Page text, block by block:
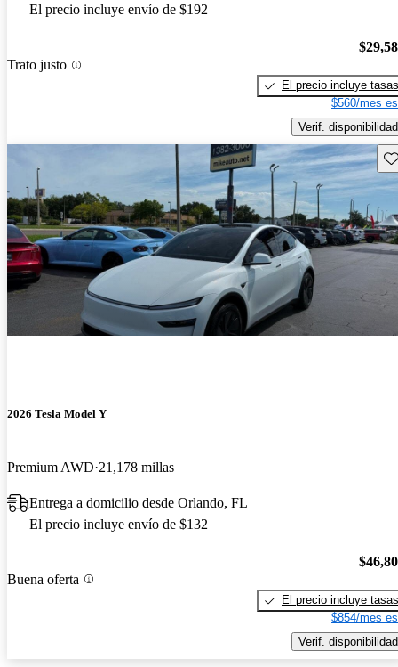
El precio incluye envío de $192
Trato justo
El precio incluye tasas
$560/mes
Verif. disponibilidad
2026 Tesla Model Y
Premium AWD 21,178 millas
Entrega a domicilio desde Orlando, FL
El precio incluye envío de $132
Buena oferta
El precio incluye tasas
$854/mes
Verif. disponibilidad